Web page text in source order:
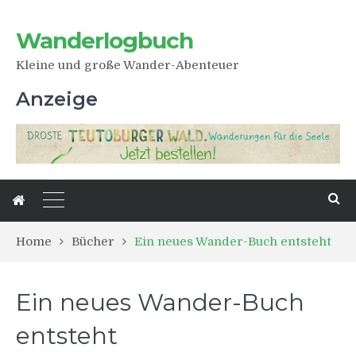
Wanderlogbuch
Kleine und große Wander-Abenteuer
Anzeige
Home Bücher Ein neues Wander-Buch entsteht
Ein neues Wander-Buch
entsteht